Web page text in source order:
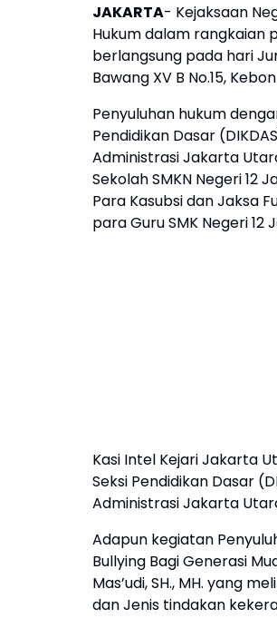
JAKARTA- Kejaksaan
Hukum dalam rangkaian
berlangsung pada hari
Bawang XV B No.15,
Penyuluhan hukum
Pendidikan Dasar
Administrasi Jakarta
Sekolah SMKN Negeri 12
Para Kasubsi dan Jaksa
para Guru SMK Negeri 12
Kasi Intel Kejari Jakarta
Seksi Pendidikan Dasar
Administrasi Jakarta
Adapun kegiatan
Bullying Bagi Generasi
Mas’udi, SH., MH. yang
dan Jenis tindakan